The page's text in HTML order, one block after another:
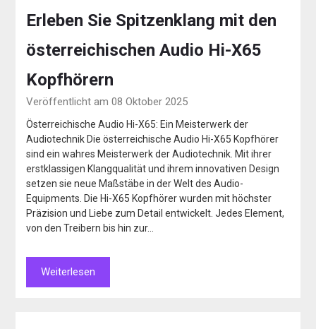
Erleben Sie Spitzenklang mit den
österreichischen Audio Hi-X65
Kopfhörern
Veröffentlicht am 08 Oktober 2025
Österreichische Audio Hi-X65: Ein Meisterwerk der
Audiotechnik Die österreichische Audio Hi-X65 Kopfhörer
sind ein wahres Meisterwerk der Audiotechnik. Mit ihrer
erstklassigen Klangqualität und ihrem innovativen Design
setzen sie neue Maßstäbe in der Welt des Audio-
Equipments. Die Hi-X65 Kopfhörer wurden mit höchster
Präzision und Liebe zum Detail entwickelt. Jedes Element,
von den Treibern bis hin zur…
Weiterlesen